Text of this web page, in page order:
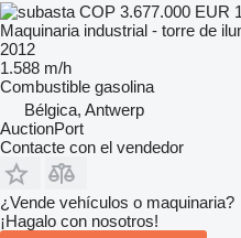
COP 3.677.000 EUR
Maquinaria industrial - torre de
2012
1.588 m/h
Combustible gasolina
Bélgica, Antwerp
AuctionPort
Contacte con el vendedor
¿Vende vehículos o maquinaria?
¡Hagalo con nosotros!